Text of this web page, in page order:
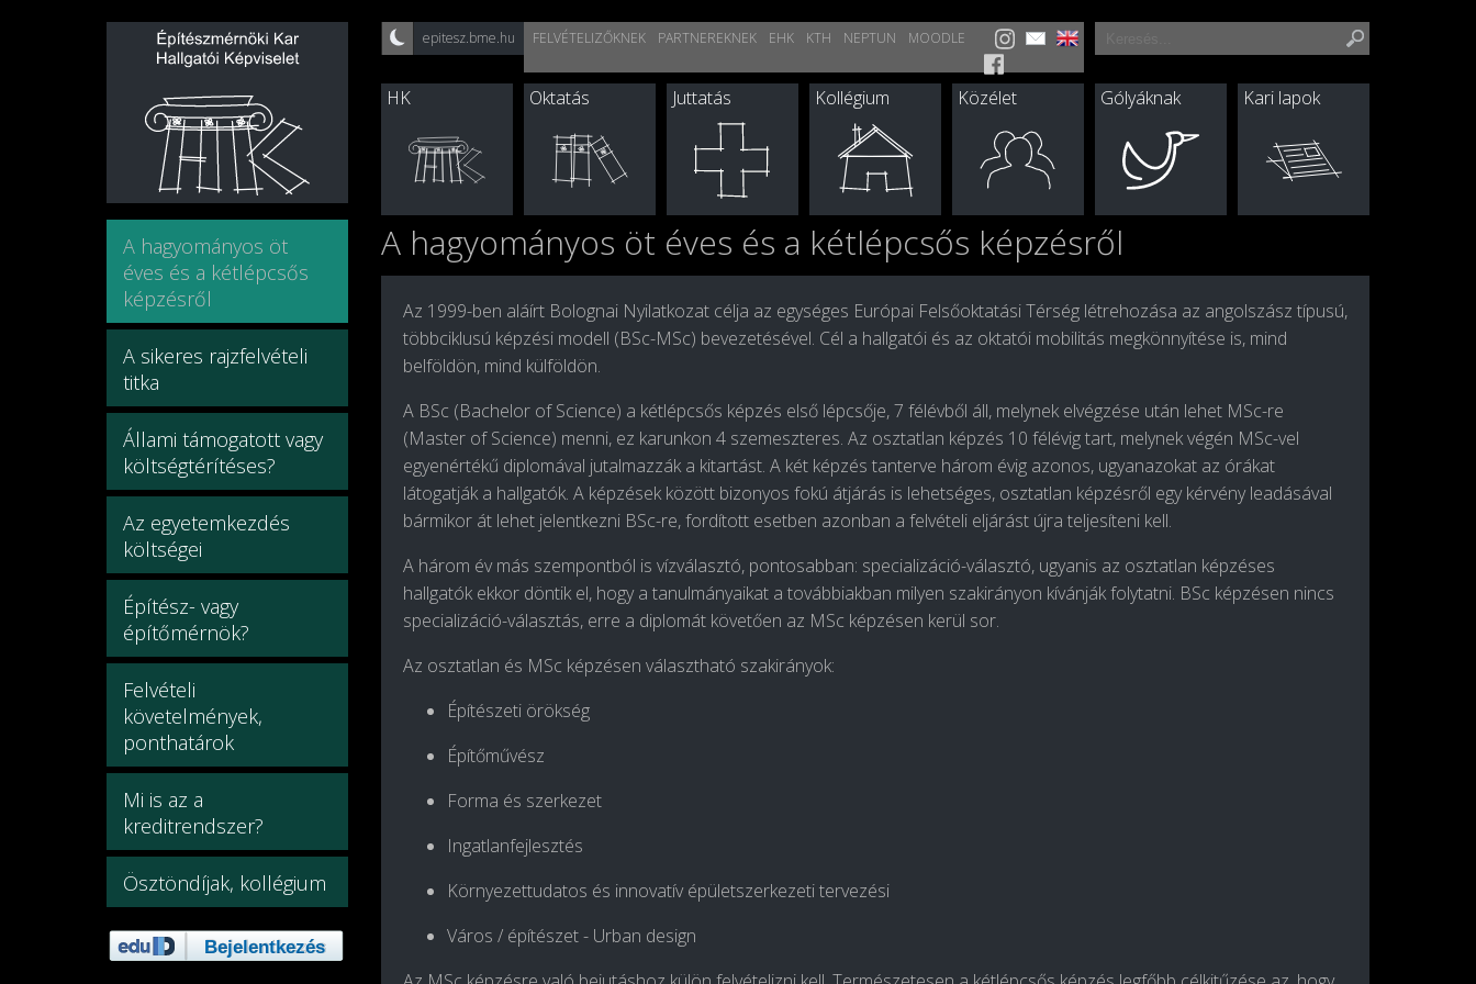
epitesz.bme.hu FELVÉTELIZŐKNEK PARTNEREKNEK EHK KTH NEPTUN MOODLE
HK Oktatás Juttatás Kollégium Közélet Gólyáknak Kari lapok
A hagyományos öt
éves és a kétlépcsős
képzésről
A sikeres rajzfelvételi
titka
Állami támogatott vagy
költségtérítéses?
Az egyetemkezdés
költségei
Építész- vagy
építőmérnök?
Felvételi
követelmények,
ponthatárok
Mi is az a
kreditrendszer?
Ösztöndíjak, kollégium
A hagyományos öt éves és a kétlépcsős képzésről
Az 1999-ben aláírt Bolognai Nyilatkozat célja az egységes Európai Felsőoktatási Térség létrehozása az angolszász típusú,
többciklusú képzési modell (BSc-MSc) bevezetésével. Cél a hallgatói és az oktatói mobilitás megkönnyítése is, mind
belföldön, mind külföldön.
A BSc (Bachelor of Science) a kétlépcsős képzés első lépcsője, 7 félévből áll, melynek elvégzése után lehet MSc-re
(Master of Science) menni, ez karunkon 4 szemeszteres. Az osztatlan képzés 10 félévig tart, melynek végén MSc-vel
egyenértékű diplomával jutalmazzák a kitartást. A két képzés tanterve három évig azonos, ugyanazokat az órákat
látogatják a hallgatók. A képzések között bizonyos fokú átjárás is lehetséges, osztatlan képzésről egy kérvény leadásával
bármikor át lehet jelentkezni BSc-re, fordított esetben azonban a felvételi eljárást újra teljesíteni kell.
A három év más szempontból is vízválasztó, pontosabban: specializáció-választó, ugyanis az osztatlan képzéses
hallgatók ekkor döntik el, hogy a tanulmányaikat a továbbiakban milyen szakirányon kívánják folytatni. BSc képzésen nincs
specializáció-választás, erre a diplomát követően az MSc képzésen kerül sor.
Az osztatlan és MSc képzésen választható szakirányok:
Építészeti örökség
Építőművész
Forma és szerkezet
Ingatlanfejlesztés
Környezettudatos és innovatív épületszerkezeti tervezési
Város / építészet - Urban design